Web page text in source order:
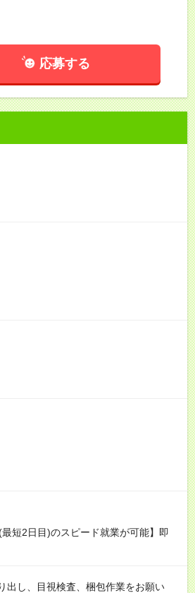
応募する
短2日目)のスピード就業が可能】即
出し、目視検査、梱包作業をお願い